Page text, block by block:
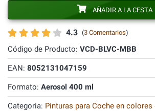
4.3 (3 Comentarios)
Código de Producto: VCD-BLVC-MBB
EAN: 8052131047159
Formato: Aerosol 400 ml
Categoria: Pinturas para Coche en
AÑADIR A LA CESTA